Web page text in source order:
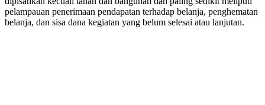
pelampauan penerimaan pendapatan terhadap belanja, penghematan
belanja, dan sisa dana kegiatan yang belum selesai atau lanjutan.